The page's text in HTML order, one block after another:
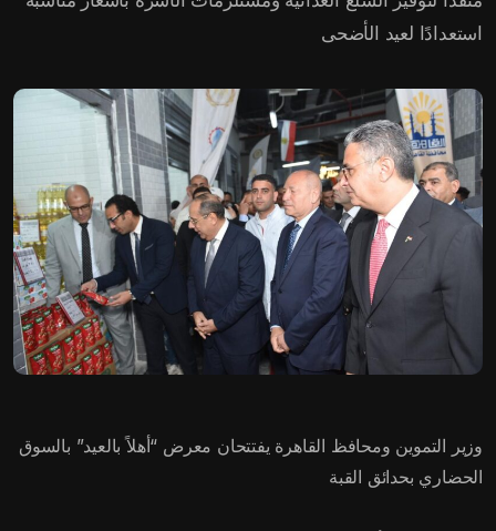
استعدادًا لعيد الأضحى
وزير التموين ومحافظ القاهرة يفتتحان معرض “أهلاً بالعيد” بالسوق
الحضاري بحدائق القبة